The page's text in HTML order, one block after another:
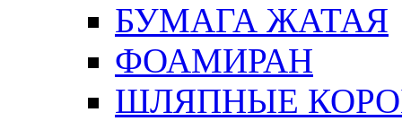
БУМАГА ЖАТАЯ
ФОАМИРАН
ШЛЯПНЫЕ